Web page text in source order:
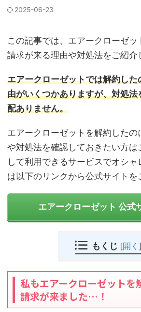
2025-06-23
この記事では、エアークローゼッ
請求が来る理由や対処法をご紹介
エアークローゼットでは解約した
由がいくつかありますが、対処法
配ありません。
エアークローゼットを解約したの
や対処法を確認しておきたい方は
して利用できるサービスでオシ
は以下のリンクから公式サイトを
エアークローゼット 公式
もくじ [開く ]
私もエアークローゼットを
請求が来ました…！